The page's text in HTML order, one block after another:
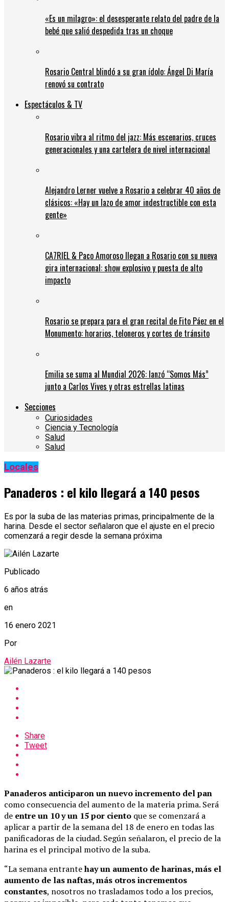
«Es un milagro»: el desesperante relato del padre de la
bebé que salió despedida tras un choque
Rosario Central blindó a su gran ídolo: Ángel Di María
renovó su contrato
Espectáculos & TV
Rosario vibra al ritmo del jazz: Más escenarios, cruces
generacionales y una cartelera de nivel internacional
Alejandro Lerner vuelve a Rosario a celebrar 40 años de
clásicos: «Hay un lazo de amor indestructible con esta
gente»
CA7RIEL & Paco Amoroso llegan a Rosario con su nueva
gira internacional: show explosivo y puesta de alto
impacto
Rosario se prepara para el gran recital de Fito Páez en el
Monumento: horarios, teloneros y cortes de tránsito
Emilia se suma al Mundial 2026: lanzó “Somos Más”
junto a Carlos Vives y otras estrellas latinas
Secciones
Curiosidades
Ciencia y Tecnología
Salud
Salud
Locales
Panaderos : el kilo llegará a 140 pesos
Es por la suba de las materias primas, principalmente de la
harina. Desde el sector señalaron que el ajuste en el precio
comenzará a regir desde la semana próxima
Publicado
6 años atrás
en
16 enero 2021
Por
Ailén Lazarte
Share
Tweet
Panaderos anticiparon un nuevo incremento del pan
como consecuencia del aumento de la materia prima. Será
de entre un 10 y un 15 por ciento que se comenzará a
aplicar a partir de la semana del 18 de enero en todas las
panificadoras de la ciudad. Según señalaron, el precio de la
harina es el principal motivo de la suba.
“La semana entrantehay un aumento de harinas, más el
aumento de las naftas, más otros incrementos
constantes, nosotros no trasladamos todo a los precios,